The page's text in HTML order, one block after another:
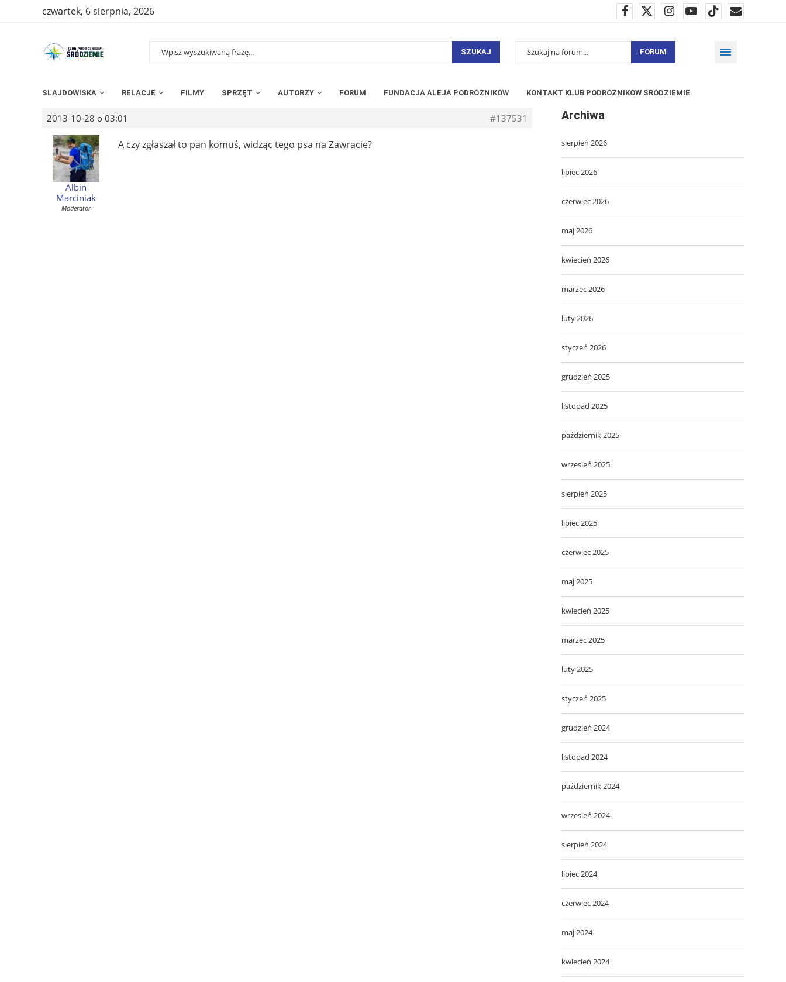
czwartek, 6 sierpnia, 2026
SZUKAJ FORUM
SLAJDOWISKA RELACJE FILMY SPRZĘT AUTORZY FORUM FUNDACJA ALEJA PODRÓŻNIKÓW KONTAKT KLUB PODRÓŻNIKÓW ŚRÓDZIEMIE
2013-10-28 o 03:01 #137531
Albin
Marciniak
Moderator
A czy zgłaszał to pan komuś, widząc tego psa na Zawracie?
Archiwa
sierpień 2026
lipiec 2026
czerwiec 2026
maj 2026
kwiecień 2026
marzec 2026
luty 2026
styczeń 2026
grudzień 2025
listopad 2025
październik 2025
wrzesień 2025
sierpień 2025
lipiec 2025
czerwiec 2025
maj 2025
kwiecień 2025
marzec 2025
luty 2025
styczeń 2025
grudzień 2024
listopad 2024
październik 2024
wrzesień 2024
sierpień 2024
lipiec 2024
czerwiec 2024
maj 2024
kwiecień 2024